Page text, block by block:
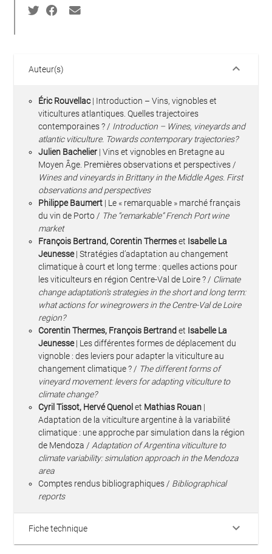
Auteur(s) keyboard_arrow_down
Éric Rouvellac| Introduction – Vins, vignobles et
viticultures atlantiques. Quelles trajectoires
contemporaines ? / Introduction – Wines, vineyards and
atlantic viticulture. Towards contemporary trajectories?
Julien Bachelier | Vins et vignobles en Bretagne au
Moyen Âge. Premières observations et perspectives /
Wines and vineyards in Brittany in the Middle Ages. First
observations and perspectives
Philippe Baumert | Le « remarquable » marché français
du vin de Porto / The “remarkable” French Port wine
market
François Bertrand, Corentin Thermeset Isabelle La
Jeunesse| Stratégies d’adaptation au changement
climatique à court et long terme : quelles actions pour
les viticulteurs en région Centre-Val de Loire ? / Climate
change adaptation’s strategies in the short and long term:
what actions for winegrowers in the Centre-Val de Loire
region?
Corentin Thermes, François Bertrand et Isabelle La
Jeunesse| Les différentes formes de déplacement du
vignoble : des leviers pour adapter la viticulture au
changement climatique ? / The different forms of
vineyard movement: levers for adapting viticulture to
climate change?
Cyril Tissot, Hervé Quenol et Mathias Rouan |
Adaptation de la viticulture argentine à la variabilité
climatique : une approche par simulation dans la région
de Mendoza / Adaptation of Argentina viticulture to
climate variability: simulation approach in the Mendoza
area
Comptes rendus bibliographiques / Bibliographical
reports
Fiche technique keyboard_arrow_down